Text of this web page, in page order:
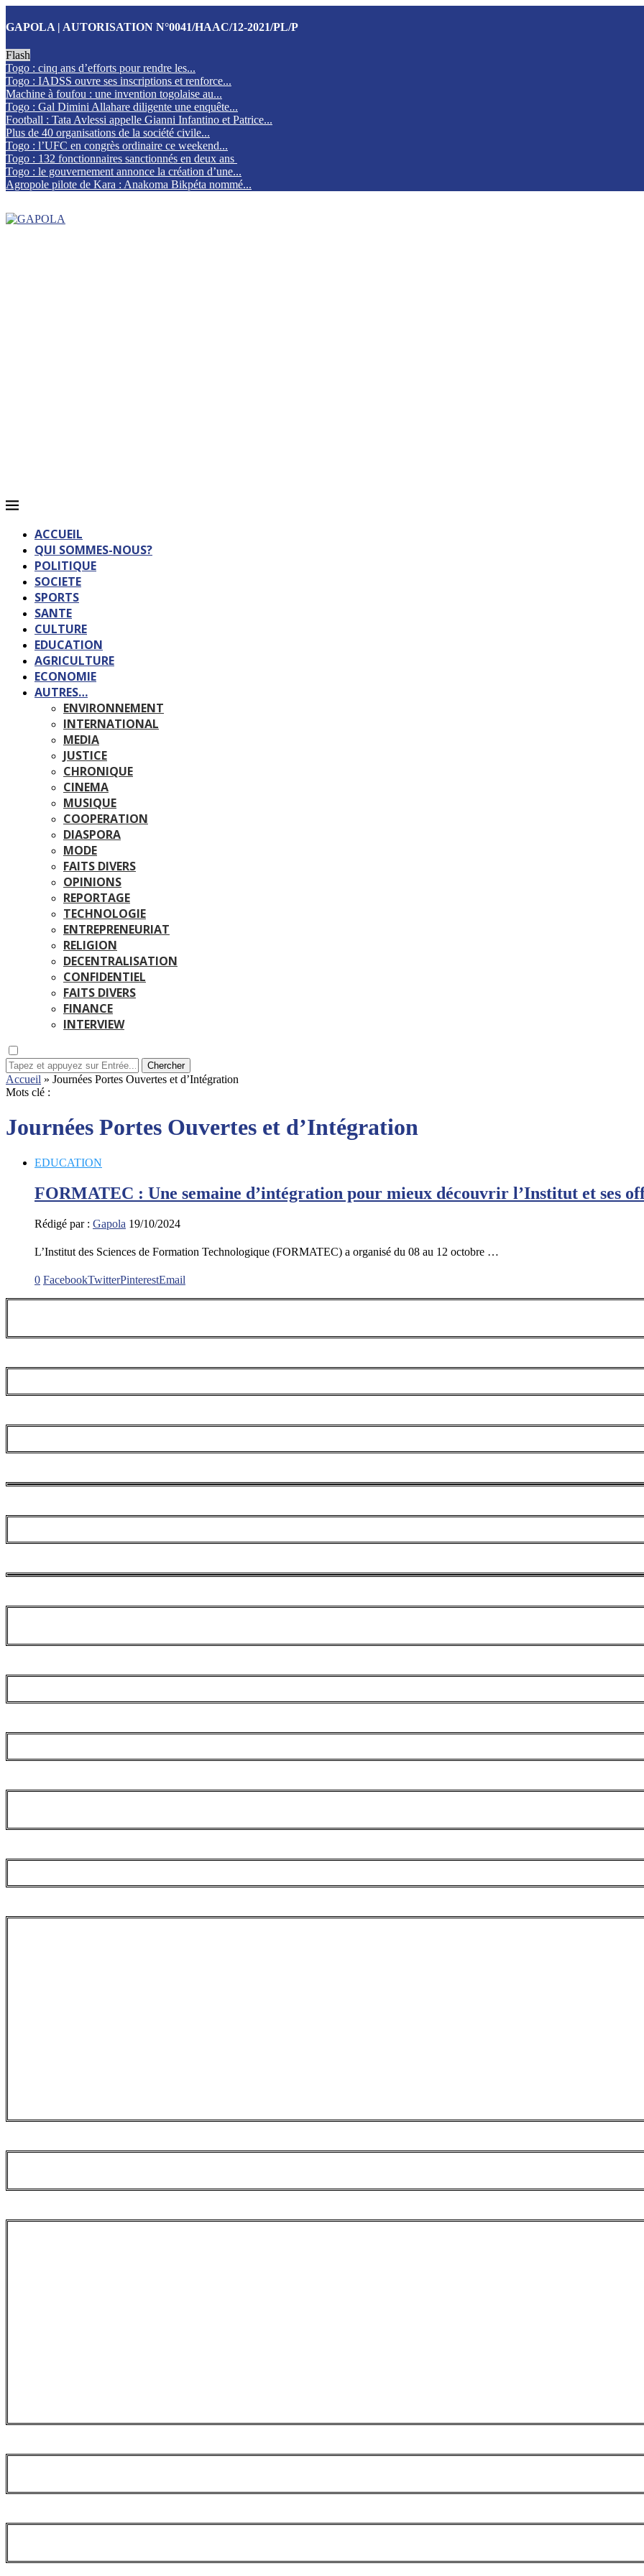
GAPOLA | AUTORISATION N°0041/HAAC/12-2021/PL/P
Flash
Togo : cinq ans d’efforts pour rendre les...
Togo : IADSS ouvre ses inscriptions et renforce...
Machine à foufou : une invention togolaise au...
Togo : Gal Dimini Allahare diligente une enquête...
Football : Tata Avlessi appelle Gianni Infantino et Patrice...
Plus de 40 organisations de la société civile...
Togo : l’UFC en congrès ordinaire ce weekend...
Togo : 132 fonctionnaires sanctionnés en deux ans
Togo : le gouvernement annonce la création d’une...
Agropole pilote de Kara : Anakoma Bikpéta nommé...
ACCUEIL
QUI SOMMES-NOUS?
POLITIQUE
SOCIETE
SPORTS
SANTE
CULTURE
EDUCATION
AGRICULTURE
ECONOMIE
AUTRES…
ENVIRONNEMENT
INTERNATIONAL
MEDIA
JUSTICE
CHRONIQUE
CINEMA
MUSIQUE
COOPERATION
DIASPORA
MODE
FAITS DIVERS
OPINIONS
REPORTAGE
TECHNOLOGIE
ENTREPRENEURIAT
RELIGION
DECENTRALISATION
CONFIDENTIEL
FAITS DIVERS
FINANCE
INTERVIEW
Chercher
Accueil » Journées Portes Ouvertes et d’Intégration
Mots clé :
Journées Portes Ouvertes et d’Intégration
EDUCATION
FORMATEC : Une semaine d’intégration pour mieux découvrir l’Institut et ses
Rédigé par : Gapola 19/10/2024
L’Institut des Sciences de Formation Technologique (FORMATEC) a organisé du 08 au 12 octobre …
0 FacebookTwitterPinterestEmail